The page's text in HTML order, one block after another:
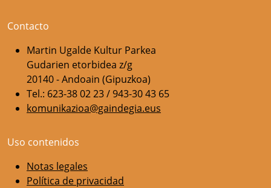
Contacto
Martin Ugalde Kultur Parkea
Gudarien etorbidea z/g
20140 - Andoain (Gipuzkoa)
Tel.: 623-38 02 23 / 943-30 43 65
komunikazioa@gaindegia.eus
Uso contenidos
Notas legales
Política de privacidad